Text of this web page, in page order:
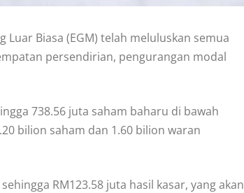
Luar Biasa (EGM) telah meluluskan semua
persendirian, pengurangan modal
738.56 juta saham baharu di bawah
bilion saham dan 1.60 bilion waran
RM123.58 juta hasil kasar, yang akan